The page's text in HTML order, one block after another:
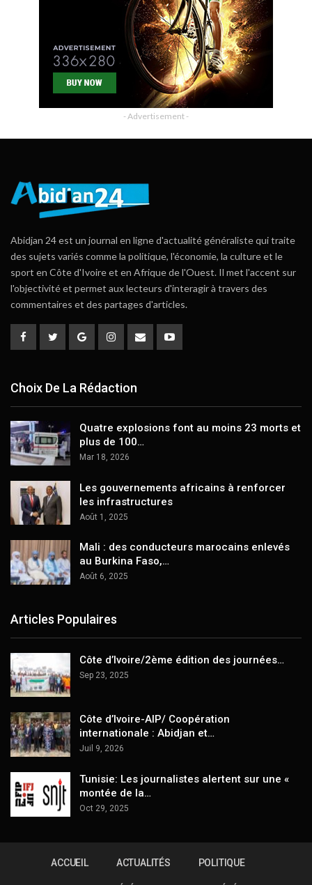
- Advertisement -
Abidjan 24 est un journal en ligne d'actualité généraliste qui traite
des sujets variés comme la politique, l'économie, la culture et le
sport en Côte d'Ivoire et en Afrique de l'Ouest. Il met l'accent sur
l'objectivité et permet aux lecteurs d'interagir à travers des
commentaires et des partages d'articles.
Choix De La Rédaction
Quatre explosions font au moins 23 morts et
plus de 100…
Mar 18, 2026
Les gouvernements africains à renforcer
les infrastructures
Août 1, 2025
Mali : des conducteurs marocains enlevés
au Burkina Faso,…
Août 6, 2025
Articles Populaires
Côte d’Ivoire/2ème édition des journées…
Sep 23, 2025
Côte d’Ivoire-AIP/ Coopération
internationale : Abidjan et…
Juil 9, 2026
Tunisie: Les journalistes alertent sur une «
montée de la…
Oct 29, 2025
ACCUEIL ACTUALITÉS POLITIQUE